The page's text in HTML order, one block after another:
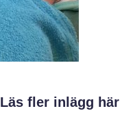
Läs fler inlägg här